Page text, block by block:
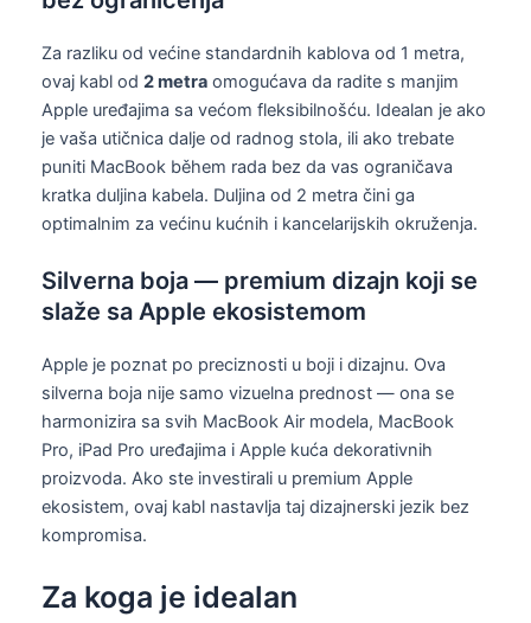
Za razliku od većine standardnih kablova od 1 metra,
ovaj kabl od 2 metra omogućava da radite s manjim
Apple uređajima sa većom fleksibilnošću. Idealan je ako
je vaša utičnica dalje od radnog stola, ili ako trebate
puniti MacBook během rada bez da vas ograničava
kratka duljina kabela. Duljina od 2 metra čini ga
optimalnim za većinu kućnih i kancelarijskih okruženja.
Silverna boja — premium dizajn koji se
slaže sa Apple ekosistemom
Apple je poznat po preciznosti u boji i dizajnu. Ova
silverna boja nije samo vizuelna prednost — ona se
harmonizira sa svih MacBook Air modela, MacBook
Pro, iPad Pro uređajima i Apple kuća dekorativnih
proizvoda. Ako ste investirali u premium Apple
ekosistem, ovaj kabl nastavlja taj dizajnerski jezik bez
kompromisa.
Za koga je idealan